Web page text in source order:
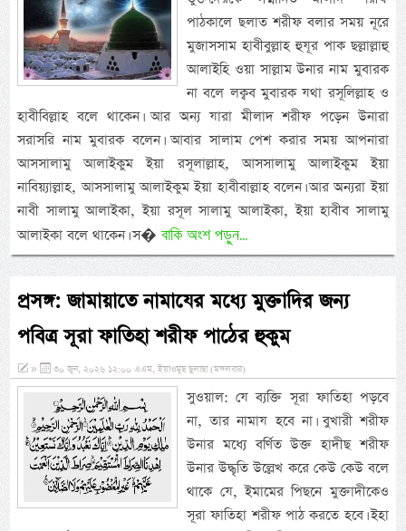
পাঠকালে ছলাত শরীফ বলার সময় নূরে
মুজাসসাম হাবীবুল্লাহ হুযূর পাক ছল্লাল্লাহু
আলাইহি ওয়া সাল্লাম উনার নাম মুবারক
না বলে লক্বব মুবারক যথা রসূলিল্লাহ ও
হাবীবিল্লাহ বলে থাকেন। আর অন্য যারা মীলাদ শরীফ পড়েন উনারা
সরাসরি নাম মুবারক বলেন। আবার সালাম পেশ করার সময় আপনারা
আসসালামু আলাইকুম ইয়া রসূলাল্লাহ, আসসালামু আলাইকুম ইয়া
নাবিয়্যাল্লাহ, আসসালামু আলাইকুম ইয়া হাবীবাল্লাহ বলেন। আর অন্যরা ইয়া
নাবী সালামু আলাইকা, ইয়া রসূল সালামু আলাইকা, ইয়া হাবীব সালামু
আলাইকা বলে থাকেন। স�বাকি অংশ পড়ুন...
প্রসঙ্গ: জামায়াতে নামাযের মধ্যে মুক্তাদির জন্য
পবিত্র সূরা ফাতিহা শরীফ পাঠের হুকুম
» ৩০ জুন, ২০২৬ ১২:০০ এএম, ইয়াওমুছ ছুলাছা (মঙ্গলবার)
সুওয়াল: যে ব্যক্তি সূরা ফাতিহা পড়বে
না, তার নামায হবে না। বুখারী শরীফ
উনার মধ্যে বর্ণিত উক্ত হাদীছ শরীফ
উনার উদ্ধৃতি উল্লেখ করে কেউ কেউ বলে
থাকে যে, ইমামের পিছনে মুক্তাদীকেও
সূরা ফাতিহা শরীফ পাঠ করতে হবে। ইহা